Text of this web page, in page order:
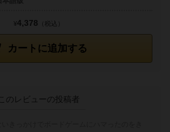
カートに追加する
¥4,378 （税込）
のレビューの投稿者